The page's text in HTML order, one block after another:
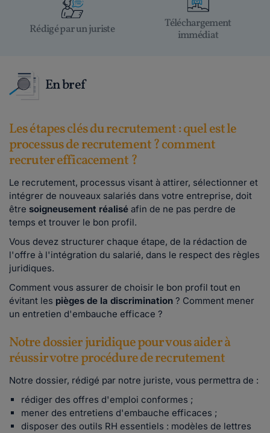
Rédigé par un juriste
Téléchargement
immédiat
En bref
Les étapes clés du recrutement : quel est le
processus de recrutement ? comment
recruter efficacement ?
Le recrutement, processus visant à attirer, sélectionner et
intégrer de nouveaux salariés dans votre entreprise, doit
être soigneusement réalisé afin de ne pas perdre de
temps et trouver le bon profil.
Vous devez structurer chaque étape, de la rédaction de
l'offre à l'intégration du salarié, dans le respect des règles
juridiques.
Comment vous assurer de choisir le bon profil tout en
évitant les pièges de la discrimination ? Comment mener
un entretien d'embauche efficace ?
Notre dossier juridique pour vous aider à
réussir votre procédure de recrutement
Notre dossier, rédigé par notre juriste, vous permettra de :
rédiger des offres d'emploi conformes ;
mener des entretiens d'embauche efficaces ;
disposer des outils RH essentiels : modèles de lettres